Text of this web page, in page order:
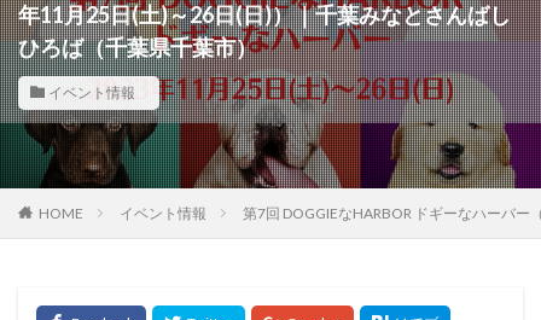
年11月25日(土)～26日(日)）｜千葉みなとさんばし
ひろば（千葉県千葉市）
イベント情報
HOME イベント情報 第7回 DOGGIEなHARBOR ドギーなハーバ